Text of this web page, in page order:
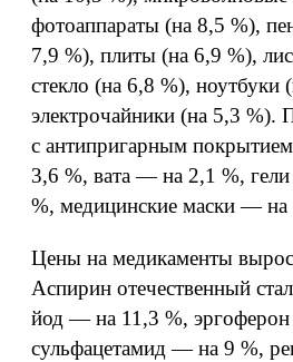
фотоаппараты (на 8,5 %),
7,9 %), плиты (на 6,9 %),
стекло (на 6,8 %), ноутбуки
электрочайники (на 5,3 %).
с антипригарным
3,6 %, вата — на 2,1 %,
%, медицинские маски — на
Цены на медикаменты
Аспирин отечественный
йод — на 11,3 %,
сульфацетамид — на 9 %,